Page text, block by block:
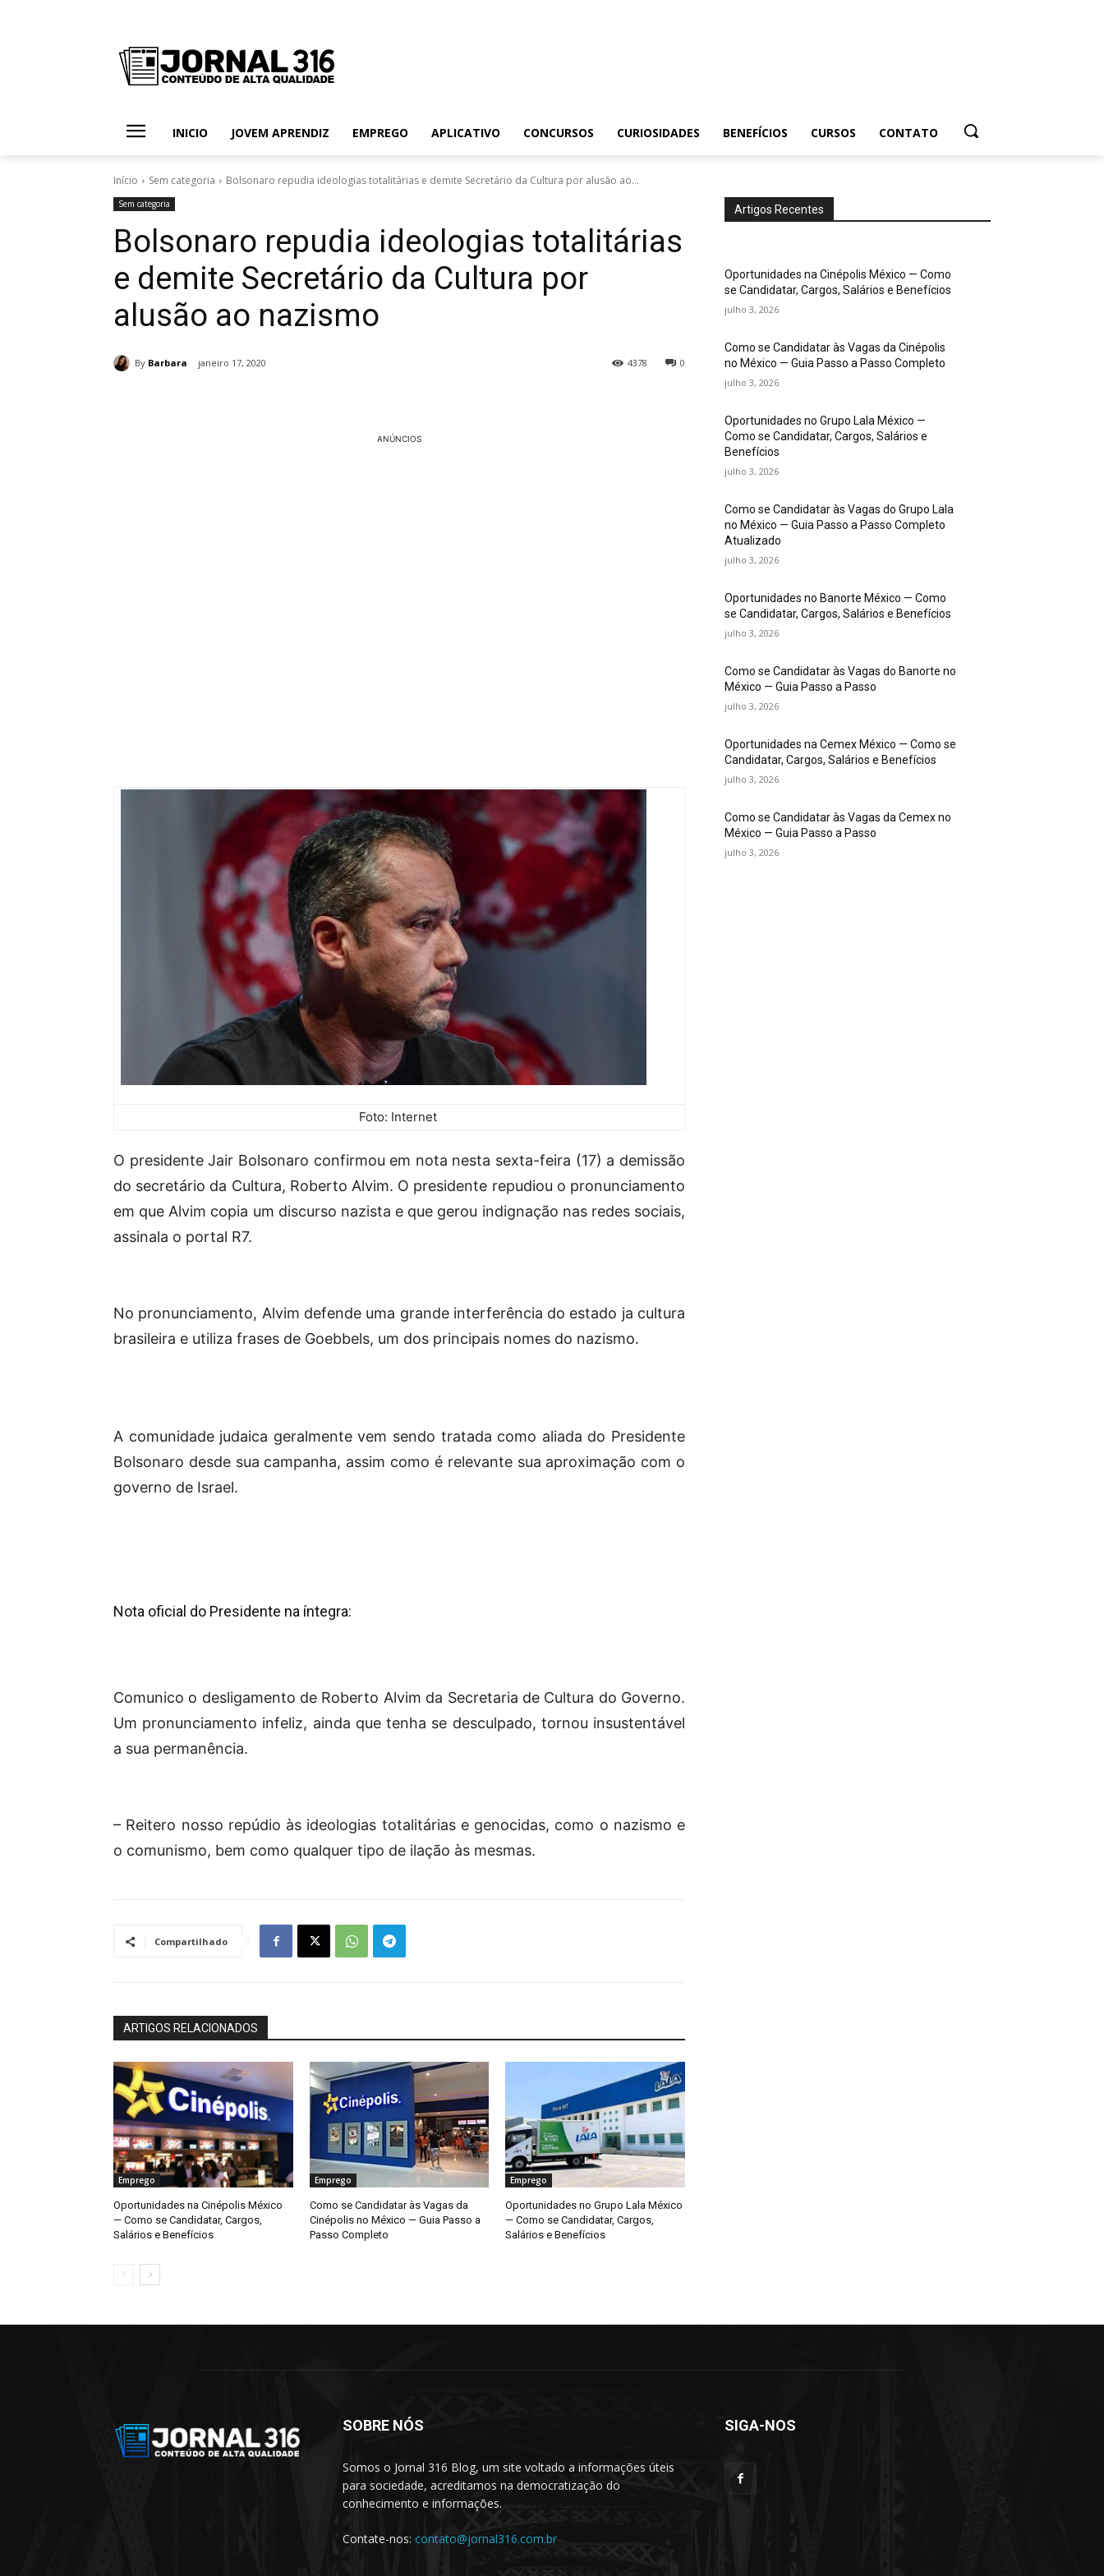
INICIO JOVEM APRENDIZ EMPREGO APLICATIVO CONCURSOS CURIOSIDADES BENEFÍCIOS CURSOS CONTATO
Início Sem categoria Bolsonaro repudia ideologias totalitárias e demite Secretário da Cultura por alusão ao...
Sem categoria
Bolsonaro repudia ideologias totalitárias
e demite Secretário da Cultura por
alusão ao nazismo
By Barbara janeiro 17, 2020 0
4378
ANÚNCIOS
Foto: Internet
O presidente Jair Bolsonaro confirmou em nota nesta sexta-feira (17) a demissão
do secretário da Cultura, Roberto Alvim. O presidente repudiou o pronunciamento
em que Alvim copia um discurso nazista e que gerou indignação nas redes sociais,
assinala o portal R7.
No pronunciamento, Alvim defende uma grande interferência do estado ja cultura
brasileira e utiliza frases de Goebbels, um dos principais nomes do nazismo.
A comunidade judaica geralmente vem sendo tratada como aliada do Presidente
Bolsonaro desde sua campanha, assim como é relevante sua aproximação com o
governo de Israel.
Nota oficial do Presidente na íntegra:
Comunico o desligamento de Roberto Alvim da Secretaria de Cultura do Governo.
Um pronunciamento infeliz, ainda que tenha se desculpado, tornou insustentável
a sua permanência.
– Reitero nosso repúdio às ideologias totalitárias e genocidas, como o nazismo e
o comunismo, bem como qualquer tipo de ilação às mesmas.
Compartilhado
ARTIGOS RELACIONADOS
Emprego
Oportunidades na Cinépolis México
— Como se Candidatar, Cargos,
Salários e Benefícios
Emprego
Como se Candidatar às Vagas da
Cinépolis no México — Guia Passo a
Passo Completo
Emprego
Oportunidades no Grupo Lala México
— Como se Candidatar, Cargos,
Salários e Benefícios
Artigos Recentes
Oportunidades na Cinépolis México — Como
se Candidatar, Cargos, Salários e Benefícios
julho 3, 2026
Como se Candidatar às Vagas da Cinépolis
no México — Guia Passo a Passo Completo
julho 3, 2026
Oportunidades no Grupo Lala México —
Como se Candidatar, Cargos, Salários e
Benefícios
julho 3, 2026
Como se Candidatar às Vagas do Grupo Lala
no México — Guia Passo a Passo Completo
Atualizado
julho 3, 2026
Oportunidades no Banorte México — Como
se Candidatar, Cargos, Salários e Benefícios
julho 3, 2026
Como se Candidatar às Vagas do Banorte no
México — Guia Passo a Passo
julho 3, 2026
Oportunidades na Cemex México — Como se
Candidatar, Cargos, Salários e Benefícios
julho 3, 2026
Como se Candidatar às Vagas da Cemex no
México — Guia Passo a Passo
julho 3, 2026
SOBRE NÓS
Somos o Jornal 316 Blog, um site voltado a informações úteis
para sociedade, acreditamos na democratização do
conhecimento e informações.
Contate-nos: contato@jornal316.com.br
SIGA-NOS